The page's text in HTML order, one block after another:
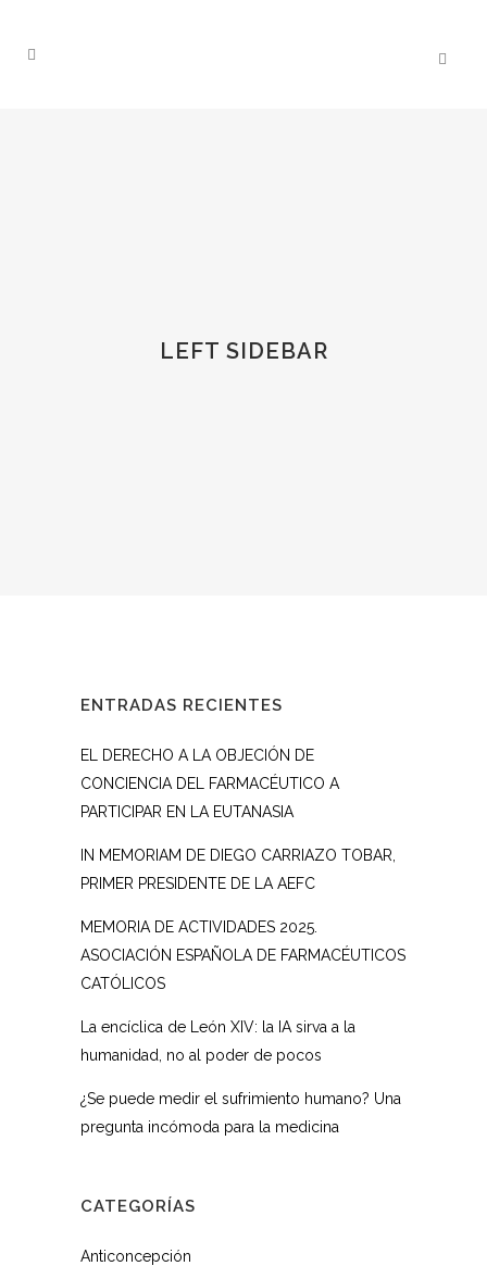
LEFT SIDEBAR
ENTRADAS RECIENTES
EL DERECHO A LA OBJECIÓN DE
CONCIENCIA DEL FARMACÉUTICO A
PARTICIPAR EN LA EUTANASIA
IN MEMORIAM DE DIEGO CARRIAZO TOBAR,
PRIMER PRESIDENTE DE LA AEFC
MEMORIA DE ACTIVIDADES 2025.
ASOCIACIÓN ESPAÑOLA DE FARMACÉUTICOS
CATÓLICOS
La encíclica de León XIV: la IA sirva a la
humanidad, no al poder de pocos
¿Se puede medir el sufrimiento humano? Una
pregunta incómoda para la medicina
CATEGORÍAS
Anticoncepción